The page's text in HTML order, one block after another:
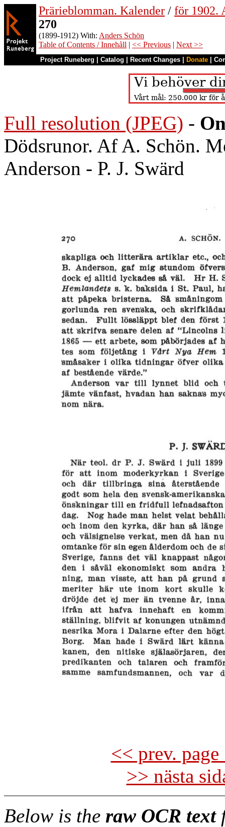
Prärieblomman. Kalender / för 1902.
270
(1899-1912) With: Anders Schön
Table of Contents / Innehåll | << Previous | Next >>
Project Runeberg Catalog Recent Changes Donate
Full resolution (JPEG) -
Dödsrunor. Af A. Schön.
Anderson - P. J. Swärd
<< prev.
>> nästa
Below is the raw OCR text